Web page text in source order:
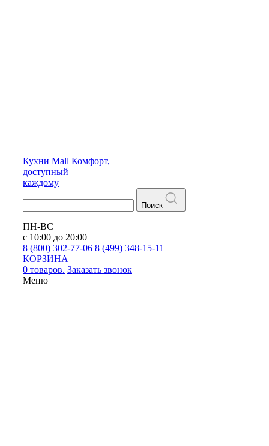
Кухни Mall Комфорт,
доступный
каждому
Поиск
ПН-ВС
с 10:00 до 20:00
8 (800) 302-77-06 8 (499) 348-15-11
КОРЗИНА
0 товаров. Заказать звонок
Меню